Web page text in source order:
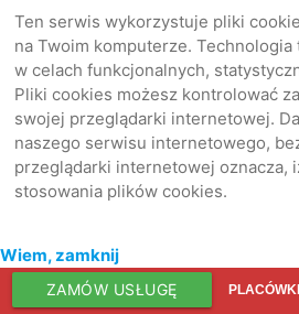
Ten serwis wykorzystuje pliki
na Twoim komputerze.
w celach funkcjonalnych,
Pliki cookies możesz kontrolować
swojej przeglądarki internetowej.
naszego serwisu internetowego,
przeglądarki internetowej oznacza,
stosowania plików cookies.
Wiem, zamknij
ZAMÓW USŁUGĘ